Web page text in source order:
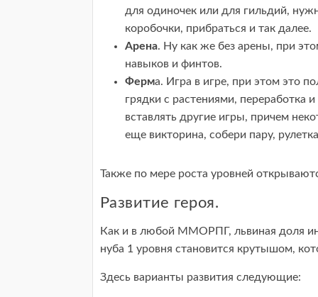
для одиночек или для гильдий,
коробочки, прибраться и так далее.
Арена. Ну как же без арены, при
навыков и финтов.
Ферма. Игра в игре, при этом это
грядки с растениями, переработка
вставлять другие игры, причем
еще викторина, собери пару,
Также по мере роста уровней
Развитие героя.
Как и в любой ММОРПГ, львиная доля
нуба 1 уровня становится крутышом,
Здесь варианты развития следующие: